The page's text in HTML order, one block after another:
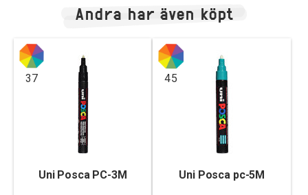
Andra har även köpt
37
Uni Posca PC-3M
45
Uni Posca pc-5M